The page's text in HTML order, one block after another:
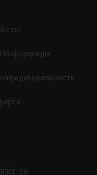
Информация
28